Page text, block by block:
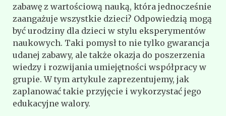
zabawę z wartościową nauką, która jednocześnie
zaangażuje wszystkie dzieci? Odpowiedzią mogą
być urodziny dla dzieci w stylu eksperymentów
naukowych. Taki pomysł to nie tylko gwarancja
udanej zabawy, ale także okazja do poszerzenia
wiedzy i rozwijania umiejętności współpracy w
grupie. W tym artykule zaprezentujemy, jak
zaplanować takie przyjęcie i wykorzystać jego
edukacyjne walory.